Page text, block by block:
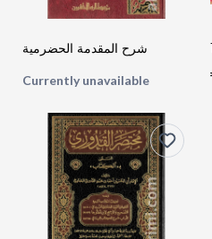
شرح المقدمة الحضرمية
Currently unavailable